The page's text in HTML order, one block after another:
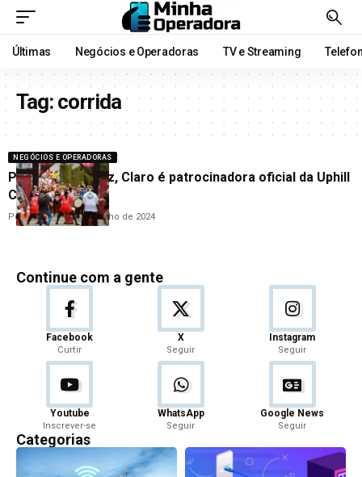
Últimas Negócios e Operadoras TV e Streaming
Tag:corrida
NEGÓCIOS E OPERADORAS
Pela terceira vez, Claro é patrocinadora oficial da Uphill
Corcovado
PorCleane Lima6 de junho de 2024
Continue com a gente
Facebook
Curtir
X
Seguir
Instagram
Seguir
Youtube
Inscrever-se
WhatsApp
Seguir
Google News
Seguir
Categorias